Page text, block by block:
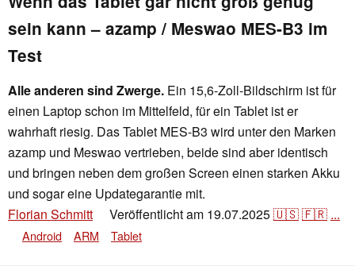
sein kann – azamp / Meswao MES-B3 im
Test
Alle anderen sind Zwerge. Ein 15,6-Zoll-Bildschirm ist für
einen Laptop schon im Mittelfeld, für ein Tablet ist er
wahrhaft riesig. Das Tablet MES-B3 wird unter den Marken
azamp und Meswao vertrieben, beide sind aber identisch
und bringen neben dem großen Screen einen starken Akku
und sogar eine Updategarantie mit.
Florian Schmitt
Veröffentlicht am 19.07.2025🇺🇸🇫🇷 ...
Android ARM Tablet